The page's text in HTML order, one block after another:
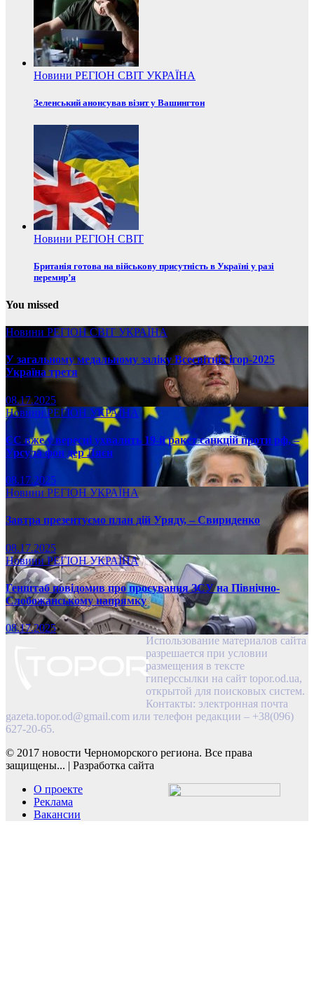
Новини РЕГІОН СВІТ УКРАЇНА
Зеленський анонсував візит у Вашингтон
Новини РЕГІОН СВІТ
Британія готова на військову присутність в Україні у разі
перемир’я
You missed
Новини РЕГІОНСВІТ УКРАЇНА
У загальному медальному заліку Всесвітніх ігор-2025
Україна третя
08.17.2025
НовиниРЕГІОН УКРАЇНА
ЄС вже у вересні ухвалить 19-й ракет санкцій проти рф, –
Урсула фон дер Ляєн
08.17.2025
Новини РЕГІОН УКРАЇНА
Завтра презентуємо план дій Уряду, – Свириденко
08.17.2025
НовиниРЕГІОНУКРАЇНА
Генштаб повідомив про просування ЗСУ на Північно-
Слобожанському напрямку
08.17.2025
Использование материалов сайта
разрешается при условии
размещения в тексте
гиперссылки на сайт topor.od.ua,
открытой для поисковых систем.
Контакты: электронная почта
gazeta.topor.od@gmail.com или телефон редакции – +38(096)
627-20-65.
© 2017 новости Черноморского региона. Все права
защищены... | Разработка сайта
О проекте
Реклама
Вакансии